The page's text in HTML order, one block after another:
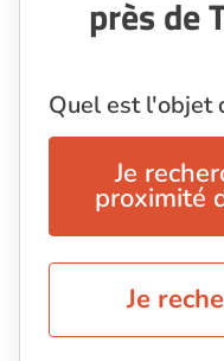
près de
Quel est l'objet
Je
proximité
Je